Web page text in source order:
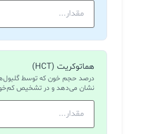
هماتوکریت (HCT)
درصد حجم خون که توسط
نشان می‌دهد و در تشخیص